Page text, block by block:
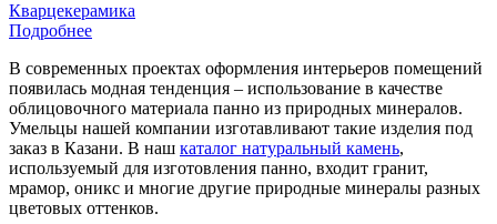
Кварцекерамика
Подробнее
В современных проектах оформления интерьеров помещений
появилась модная тенденция – использование в качестве
облицовочного материала панно из природных минералов.
Умельцы нашей компании изготавливают такие изделия под
заказ в Казани. В наш каталог натуральный камень,
используемый для изготовления панно, входит гранит,
мрамор, оникс и многие другие природные минералы разных
цветовых оттенков.